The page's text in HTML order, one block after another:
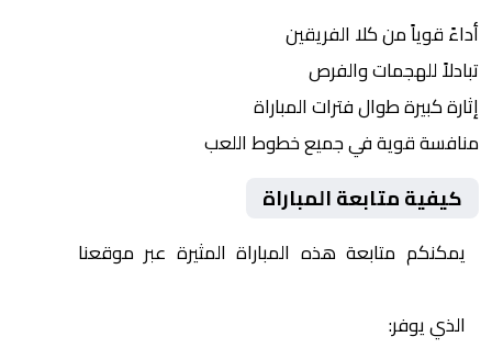
أداءً قوياً من كلا الفريقين
تبادلاً للهجمات والفرص
إثارة كبيرة طوال فترات المباراة
منافسة قوية في جميع خطوط اللعب
كيفية متابعة المباراة
يمكنكم متابعة هذه المباراة المثيرة عبر موقعنا
الذي يوفر: